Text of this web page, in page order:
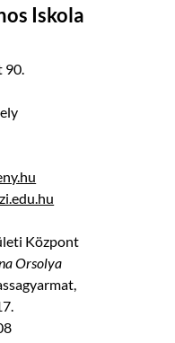
Iskola
90.
Központ
Orsolya